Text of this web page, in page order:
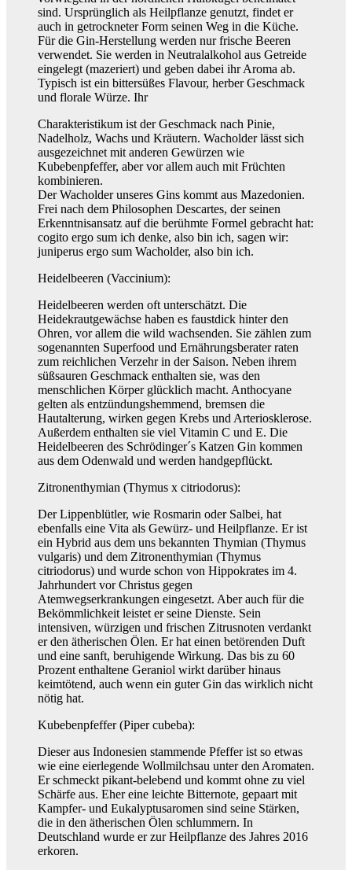
sind. Ursprünglich als Heilpflanze genutzt, findet er
auch in getrockneter Form seinen Weg in die Küche.
Für die Gin-Herstellung werden nur frische Beeren
verwendet. Sie werden in Neutralalkohol aus Getreide
eingelegt (mazeriert) und geben dabei ihr Aroma ab.
Typisch ist ein bittersüßes Flavour, herber Geschmack
und florale Würze. Ihr
Charakteristikum ist der Geschmack nach Pinie,
Nadelholz, Wachs und Kräutern. Wacholder lässt sich
ausgezeichnet mit anderen Gewürzen wie
Kubebenpfeffer, aber vor allem auch mit Früchten
kombinieren.
Der Wacholder unseres Gins kommt aus Mazedonien.
Frei nach dem Philosophen Descartes, der seinen
Erkenntnisansatz auf die berühmte Formel gebracht hat:
cogito ergo sum ich denke, also bin ich, sagen wir:
juniperus ergo sum Wacholder, also bin ich.
Heidelbeeren (Vaccinium):
Heidelbeeren werden oft unterschätzt. Die
Heidekrautgewächse haben es faustdick hinter den
Ohren, vor allem die wild wachsenden. Sie zählen zum
sogenannten Superfood und Ernährungsberater raten
zum reichlichen Verzehr in der Saison. Neben ihrem
süßsauren Geschmack enthalten sie, was den
menschlichen Körper glücklich macht. Anthocyane
gelten als entzündungshemmend, bremsen die
Hautalterung, wirken gegen Krebs und Arteriosklerose.
Außerdem enthalten sie viel Vitamin C und E. Die
Heidelbeeren des Schrödinger´s Katzen Gin kommen
aus dem Odenwald und werden handgepflückt.
Zitronenthymian (Thymus x citriodorus):
Der Lippenblütler, wie Rosmarin oder Salbei, hat
ebenfalls eine Vita als Gewürz- und Heilpflanze. Er ist
ein Hybrid aus dem uns bekannten Thymian (Thymus
vulgaris) und dem Zitronenthymian (Thymus
citriodorus) und wurde schon von Hippokrates im 4.
Jahrhundert vor Christus gegen
Atemwegserkrankungen eingesetzt. Aber auch für die
Bekömmlichkeit leistet er seine Dienste. Sein
intensiven, würzigen und frischen Zitrusnoten verdankt
er den ätherischen Ölen. Er hat einen betörenden Duft
und eine sanft, beruhigende Wirkung. Das bis zu 60
Prozent enthaltene Geraniol wirkt darüber hinaus
keimtötend, auch wenn ein guter Gin das wirklich nicht
nötig hat.
Kubebenpfeffer (Piper cubeba):
Dieser aus Indonesien stammende Pfeffer ist so etwas
wie eine eierlegende Wollmilchsau unter den Aromaten.
Er schmeckt pikant-belebend und kommt ohne zu viel
Schärfe aus. Eher eine leichte Bitternote, gepaart mit
Kampfer- und Eukalyptusaromen sind seine Stärken,
die in den ätherischen Ölen schlummern. In
Deutschland wurde er zur Heilpflanze des Jahres 2016
erkoren.